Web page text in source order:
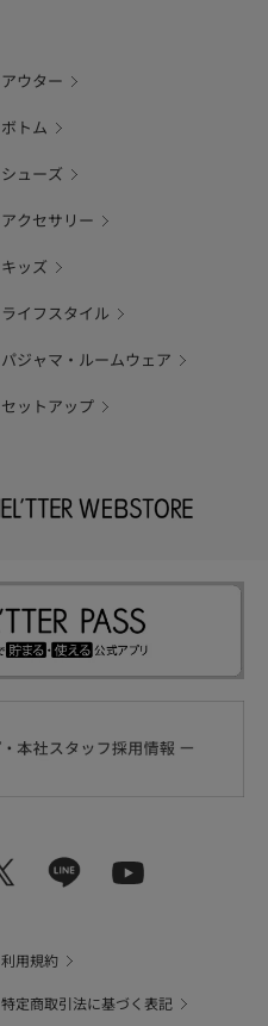
アウター
ボトム
シューズ
アクセサリー
キッズ
ライフスタイル
パジャマ・ルームウェア
セットアップ
利用規約
特定商取引法に基づく表記